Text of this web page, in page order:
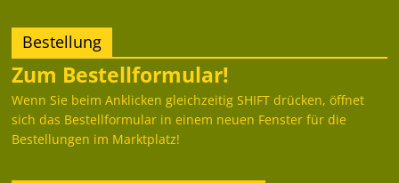
Bestellung
Zum Bestellformular!
Wenn Sie beim Anklicken gleichzeitig SHIFT drücken, öffnet
sich das Bestellformular in einem neuen Fenster für die
Bestellungen im Marktplatz!